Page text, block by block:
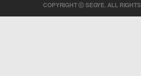
COPYRIGHT ⓒ SEGYE. ALL